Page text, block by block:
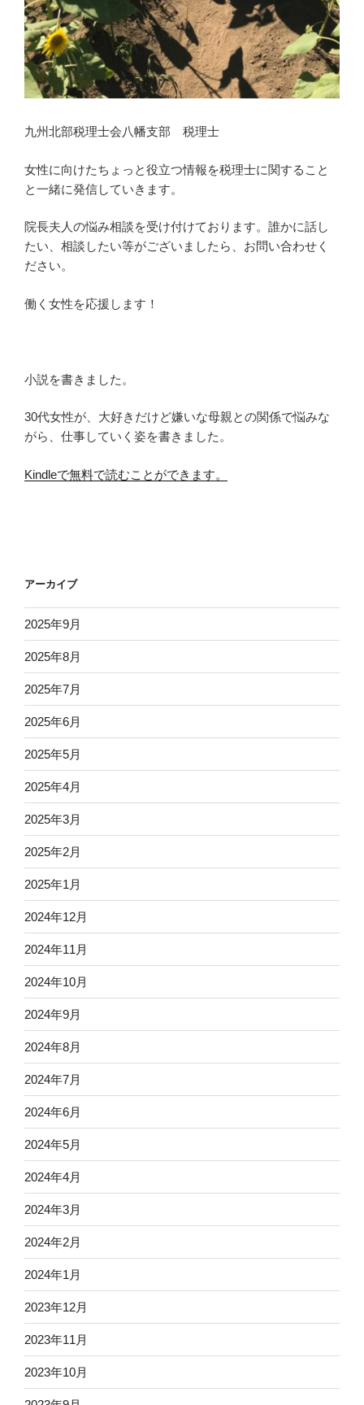
九州北部税理士会八幡支部 税理士
女性に向けたちょっと役立つ情報を税理士に関すること
と一緒に発信していきます。
院長夫人の悩み相談を受け付けております。誰かに話し
たい、相談したい等がございましたら、お問い合わせく
ださい。
働く女性を応援します！
小説を書きました。
30代女性が、大好きだけど嫌いな母親との関係で悩みな
がら、仕事していく姿を書きました。
Kindleで無料で読むことができます。
アーカイブ
2025年9月
2025年8月
2025年7月
2025年6月
2025年5月
2025年4月
2025年3月
2025年2月
2025年1月
2024年12月
2024年11月
2024年10月
2024年9月
2024年8月
2024年7月
2024年6月
2024年5月
2024年4月
2024年3月
2024年2月
2024年1月
2023年12月
2023年11月
2023年10月